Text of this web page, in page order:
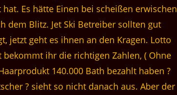
Es hätte Einen bei scheißen erwischen
dem Blitz. Jet Ski Betreiber sollten gut
jetzt geht es ihnen an den Kragen. Lotto
ihr die richtigen Zahlen, ( Ohne
140.000 Bath bezahlt haben ?
? sieht so nicht danach aus. Aber der